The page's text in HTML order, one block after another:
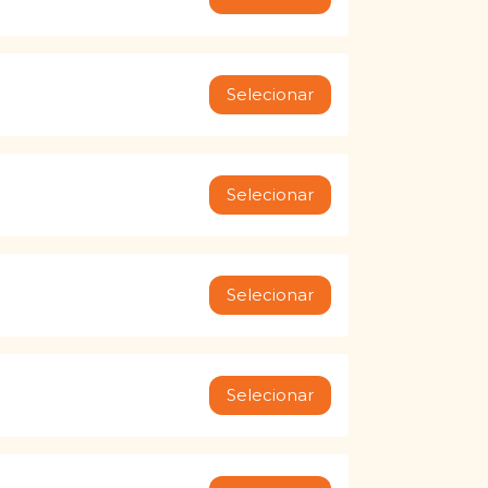
Selecionar
Selecionar
Selecionar
Selecionar